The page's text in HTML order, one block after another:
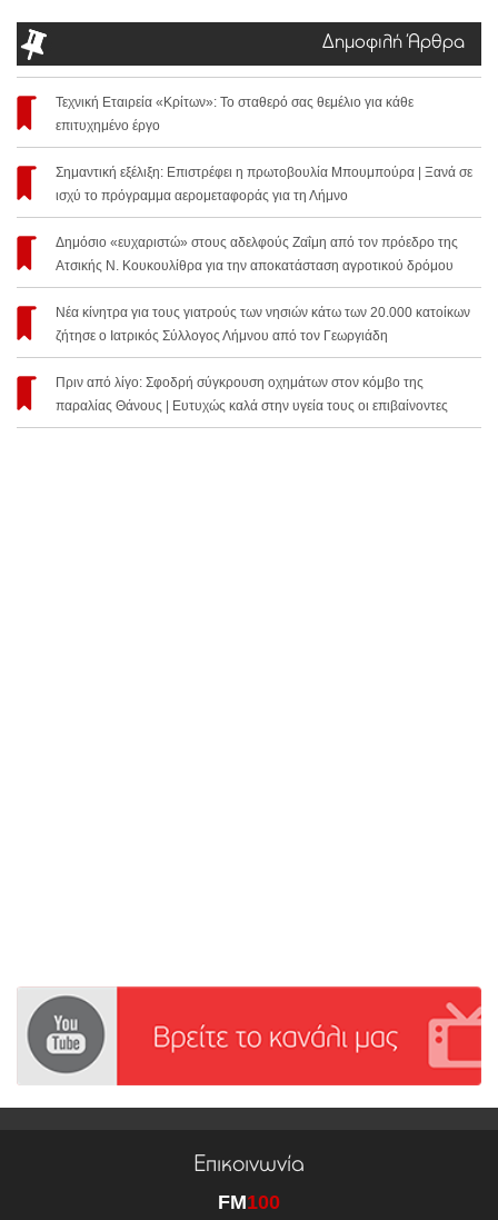
Δημοφιλή Άρθρα
Τεχνική Εταιρεία «Κρίτων»: Το σταθερό σας θεμέλιο για κάθε
επιτυχημένο έργο
Σημαντική εξέλιξη: Επιστρέφει η πρωτοβουλία Μπουμπούρα | Ξανά σε
ισχύ το πρόγραμμα αερομεταφοράς για τη Λήμνο
Δημόσιο «ευχαριστώ» στους αδελφούς Ζαΐμη από τον πρόεδρο της
Ατσικής Ν. Κουκουλίθρα για την αποκατάσταση αγροτικού δρόμου
Νέα κίνητρα για τους γιατρούς των νησιών κάτω των 20.000 κατοίκων
ζήτησε ο Ιατρικός Σύλλογος Λήμνου από τον Γεωργιάδη
Πριν από λίγο: Σφοδρή σύγκρουση οχημάτων στον κόμβο της
παραλίας Θάνους | Ευτυχώς καλά στην υγεία τους οι επιβαίνοντες
Επικοινωνία
FM100